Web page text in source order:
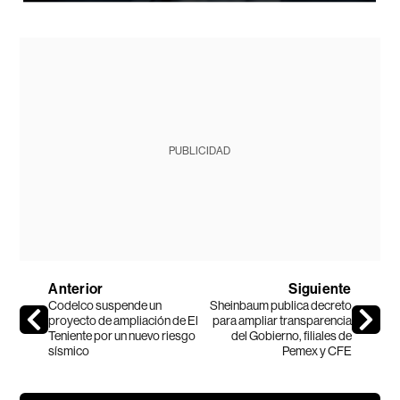
PUBLICIDAD
Anterior
Codelco suspende un
proyecto de ampliación de El
Teniente por un nuevo riesgo
sísmico
Siguiente
Sheinbaum publica decreto
para ampliar transparencia
del Gobierno, filiales de
Pemex y CFE